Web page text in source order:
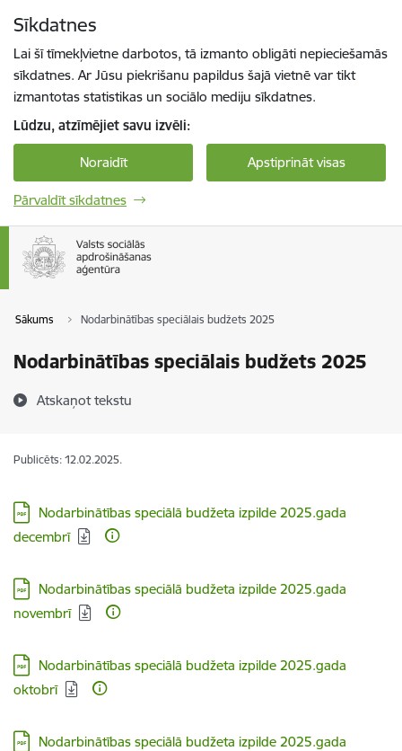
Sīkdatnes
Lai šī tīmekļvietne darbotos, tā izmanto obligāti nepieciešamās
sīkdatnes. Ar Jūsu piekrišanu papildus šajā vietnē var tikt
izmantotas statistikas un sociālo mediju sīkdatnes.
Lūdzu, atzīmējiet savu izvēli:
Noraidīt Apstiprināt visas
Pārvaldīt sīkdatnes
Sākums Nodarbinātības speciālais budžets 2025
Nodarbinātības speciālais budžets 2025
Atskaņot tekstu
Publicēts: 12.02.2025.
Lejupielādēt:
Nodarbinātības speciālā budžeta izpilde 2025.gada
decembrī
Lejupielādēt:
Nodarbinātības speciālā budžeta izpilde 2025.gada
novembrī
Lejupielādēt:
Nodarbinātības speciālā budžeta izpilde 2025.gada
oktobrī
Lejupielādēt:
Nodarbinātības speciālā budžeta izpilde 2025.gada